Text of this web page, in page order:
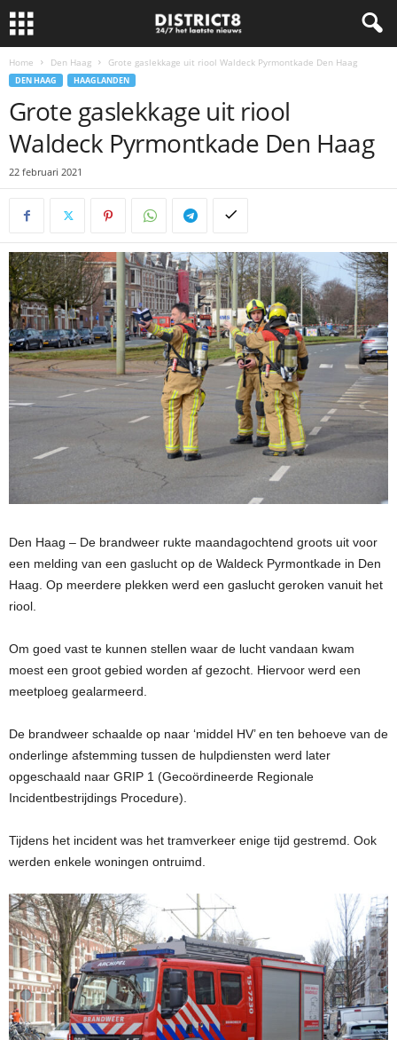
Home Den Haag Grote gaslekkage uit riool Waldeck Pyrmontkade Den Haag
DEN HAAG HAAGLANDEN
Grote gaslekkage uit riool
Waldeck Pyrmontkade Den Haag
22 februari 2021
Den Haag – De brandweer rukte maandagochtend groots uit voor
een melding van een gaslucht op de Waldeck Pyrmontkade in Den
Haag. Op meerdere plekken werd een gaslucht geroken vanuit het
riool.
Om goed vast te kunnen stellen waar de lucht vandaan kwam
moest een groot gebied worden af gezocht. Hiervoor werd een
meetploeg gealarmeerd.
De brandweer schaalde op naar ‘middel HV’ en ten behoeve van de
onderlinge afstemming tussen de hulpdiensten werd later
opgeschaald naar GRIP 1 (Gecoördineerde Regionale
Incidentbestrijdings Procedure).
Tijdens het incident was het tramverkeer enige tijd gestremd. Ook
werden enkele woningen ontruimd.